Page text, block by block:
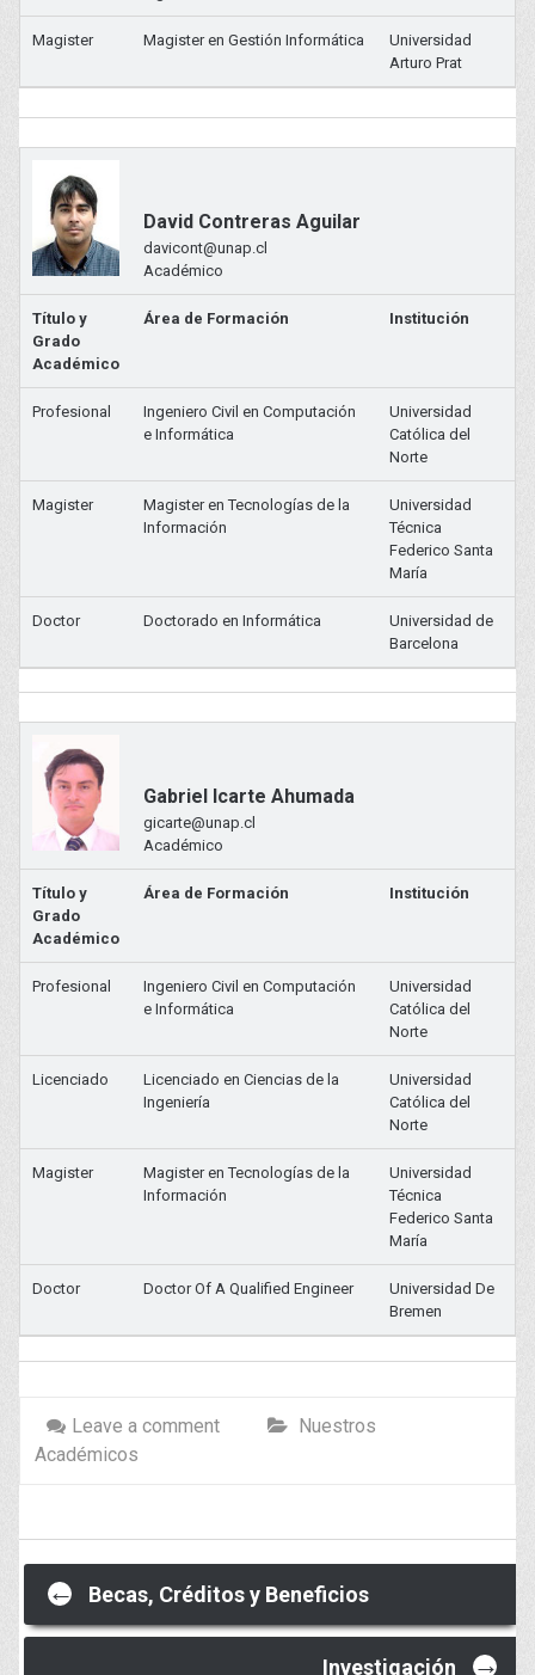
Magister Magister en Gestión Informática
Universidad
Arturo Prat
David Contreras Aguilar
davicont@unap.cl
Académico
Título y
Grado
Académico
Área de Formación Institución
Profesional
Ingeniero Civil en Computación
e Informática
Universidad
Católica del
Norte
Magister
Magister en Tecnologías de la
Información
Universidad
Técnica
Federico Santa
María
Doctor Doctorado en Informática
Universidad de
Barcelona
Gabriel Icarte Ahumada
gicarte@unap.cl
Académico
Título y
Grado
Académico
Área de Formación Institución
Profesional
Ingeniero Civil en Computación
e Informática
Universidad
Católica del
Norte
Licenciado
Licenciado en Ciencias de la
Ingeniería
Universidad
Católica del
Norte
Magister
Magister en Tecnologías de la
Información
Universidad
Técnica
Federico Santa
María
Doctor Doctor Of A Qualified Engineer
Universidad De
Bremen
Leave a comment
Nuestros
Académicos
Post
← Becas, Créditos y Beneficios
Investigación →